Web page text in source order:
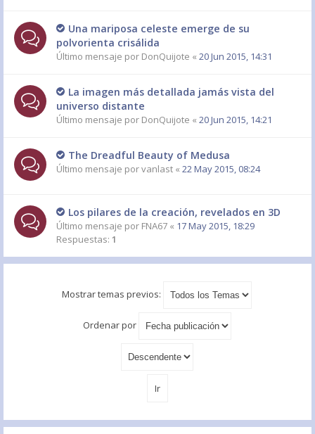
Una mariposa celeste emerge de su
polvorienta crisálida
Último mensaje por DonQuijote « 20 Jun 2015, 14:31
La imagen más detallada jamás vista del
universo distante
Último mensaje por DonQuijote « 20 Jun 2015, 14:21
The Dreadful Beauty of Medusa
Último mensaje porvanlast « 22 May 2015, 08:24
Los pilares de la creación, revelados en 3D
Último mensaje por FNA67 « 17 May 2015, 18:29
Respuestas: 1
Mostrar temas previos:
Ordenar por